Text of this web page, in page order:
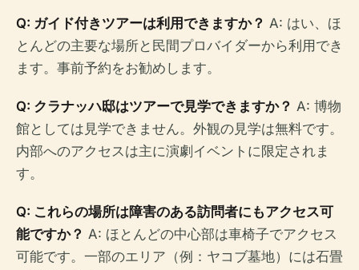
Q: ガイド付きツアーは利用できますか？ A: はい、ほ
とんどの主要な場所と民間プロバイダーから利用でき
ます。事前予約をお勧めします。
Q: クラナッハ邸​​はツアーで見学できますか？ A: 博物
館としては見学できません。外観の見学は無料です。
内部へのアクセスは主に演劇イベントに限定されま
す。
Q: これらの場所は障害のある訪問者にもアクセス可
能ですか？ A: ほとんどの中心部は車椅子でアクセス
可能です。一部のエリア（例：ヤコブ墓地）には石畳